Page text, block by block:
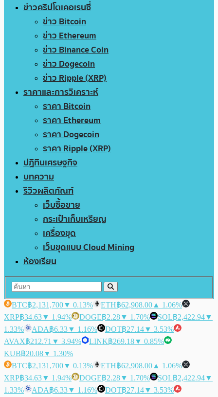
ข่าวคริปโตเคอเรนซี่
ข่าว Bitcoin
ข่าว Ethereum
ข่าว Binance Coin
ข่าว Dogecoin
ข่าว Ripple (XRP)
ราคาและการวิเคราะห์
ราคา Bitcoin
ราคา Ethereum
ราคา Dogecoin
ราคา Ripple (XRP)
ปฏิทินเศรษฐกิจ
บทความ
รีวิวผลิตภัณฑ์
เว็บซื้อขาย
กระเป๋าเก็บเหรียญ
เครื่องขุด
เว็บขุดแบบ Cloud Mining
ห้องเรียน
BTC฿2,131,700▼ 0.13% ETH฿62,908.00 ▲ 1.06%
XRP฿34.63▼ 1.94% DOGE฿2.28▼ 1.70% SOL฿2,422.94▼
1.33%
ADA฿6.33▼ 1.16% DOT฿27.14▼ 3.53%
AVAX฿212.71 ▼ 3.94% LINK฿269.18▼ 0.85%
KUB฿20.08▼ 1.30%
BTC฿2,131,700▼ 0.13% ETH฿62,908.00 ▲ 1.06%
XRP฿34.63▼ 1.94% DOGE฿2.28▼ 1.70% SOL฿2,422.94▼
1.33%
ADA฿6.33▼ 1.16% DOT฿27.14▼ 3.53%